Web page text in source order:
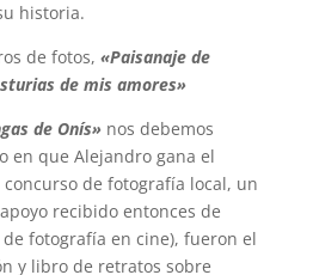
historia.
de fotos, «Paisanaje de
de mis amores»
de Onís»nos debemos
en que Alejandro gana el
de fotografía local, un
recibido entonces de
fotografía en cine), fueron el
y libro de retratos sobre